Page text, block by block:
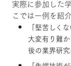
実際に参加した
こでは一例を紹介
「堅苦しく
大変有り難
後の業界研